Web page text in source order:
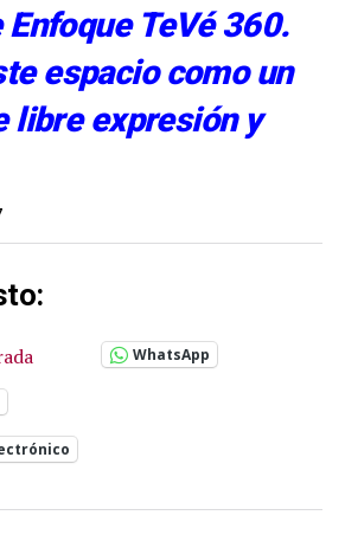
TeVé 360.
espacio como un
libre expresión y
WhatsApp